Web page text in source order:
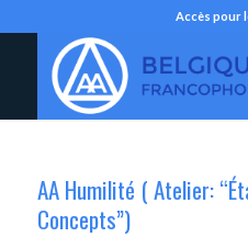
Accès pour
AA Humilité ( Atelier:
Concepts”)